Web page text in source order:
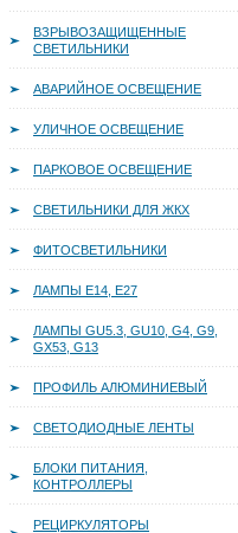
ВЗРЫВОЗАЩИЩЕННЫЕ
СВЕТИЛЬНИКИ
АВАРИЙНОЕ ОСВЕЩЕНИЕ
УЛИЧНОЕ ОСВЕЩЕНИЕ
ПАРКОВОЕ ОСВЕЩЕНИЕ
СВЕТИЛЬНИКИ ДЛЯ ЖКХ
ФИТОСВЕТИЛЬНИКИ
ЛАМПЫ Е14, Е27
ЛАМПЫ GU5.3, GU10, G4, G9,
GX53, G13
ПРОФИЛЬ АЛЮМИНИЕВЫЙ
СВЕТОДИОДНЫЕ ЛЕНТЫ
БЛОКИ ПИТАНИЯ,
КОНТРОЛЛЕРЫ
РЕЦИРКУЛЯТОРЫ